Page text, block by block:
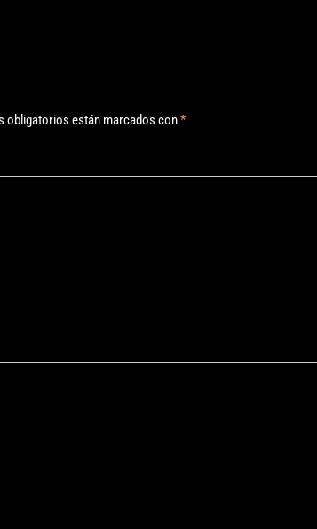
obligatorios están marcados con*